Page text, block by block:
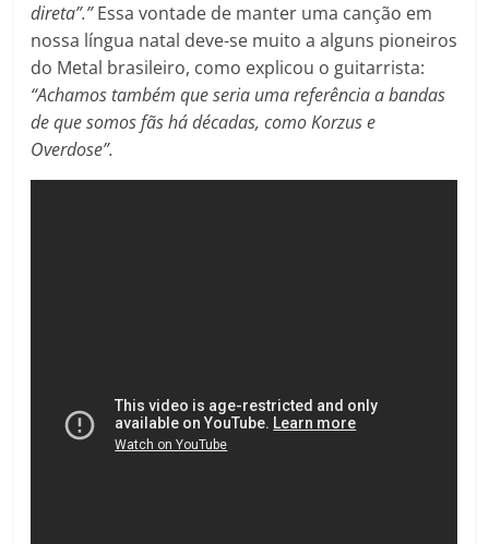
direta”.”Essa vontade de manter uma canção em
nossa língua natal deve-se muito a alguns pioneiros
do Metal brasileiro, como explicou o guitarrista:
“Achamos também que seria uma referência a bandas
de que somos fãs há décadas, como Korzus e
Overdose”.